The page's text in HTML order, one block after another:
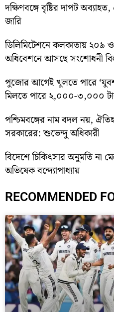
দক্ষিণবঙ্গে বৃষ্টির দাপট
জারি
ডিলিমিটেশনে কলকাতায় ২০৯
অধিবেশনে আসছে সংশোধনী
পুজোর আগেই খুলতে পারে
মিলতে পারে ২,০০০-৩,০০০
পশ্চিমবঙ্গের নাম বদল নয়,
সরকারের: শুভেন্দু অধিকারী
বিদেশে চিকিৎসার অনুমতি না
অভিষেক বন্দ্যোপাধ্যায়
RECOMMENDED